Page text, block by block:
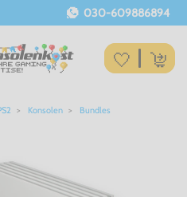
030-609886894
Konsolen Bundles